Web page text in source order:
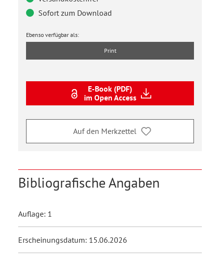
Sofort zum Download
Ebenso verfügbar als:
Print
E-Book (PDF)
im Open Access
Auf den Merkzettel
Bibliografische Angaben
Auflage: 1
Erscheinungsdatum: 15.06.2026